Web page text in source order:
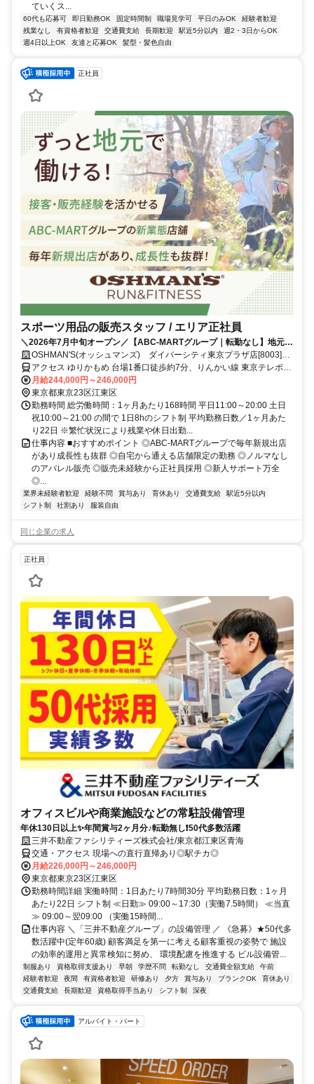
ていくス...
60代も応募可 即日勤務OK 固定時間制 職場見学可 平日のみOK
経験者歓迎
残業なし
有資格者歓迎 交通費支給 長期歓迎 駅近5分以内
週2・3日からOK
週4日以上OK
友達と応募OK 髪型・髪色自由
正社員
スポーツ用品の販売スタッフ / エリア正社員
＼2026年7月中旬オープン／【ABC-MARTグループ｜転勤なし】地元で
働ける正社員／接客・販売経験を活かせる・賞与年2回・私服OK・個人
ノルマなし
OSHMAN'S(オッシュマンズ) ダイバーシティ東京プラザ店[8003]正
社員
アクセス ゆりかもめ 台場1番口徒歩約7分、りんかい線 東京テレポー
トA口徒歩約7分、ゆりかもめ 青海（東京都）1番口徒歩約8分
月給244,000円～246,000円
東京都東京23区江東区
勤務時間 総労働時間：1ヶ月あたり168時間 平日11:00～20:00 土日
祝10:00～21:00 の間で 1日8hのシフト制 平均勤務日数／1ヶ月あた
り22日 ※繁忙状況により残業や休日出勤...
仕事内容 ■おすすめポイント ◎ABC-MARTグループで毎年新規出店
があり成長性も抜群 ◎自宅から通える店舗限定の勤務 ◎ノルマなし
のアパレル販売 ◎販売未経験から正社員採用 ◎新人サポート万全
◎...
業界未経験者歓迎 経験不問 賞与あり 育休あり 交通費支給
駅近5分以内
シフト制
社割あり 服装自由
同じ企業の求人
正社員
オフィスビルや商業施設などの常駐設備管理
年休130日以上✨年間賞与2ヶ月分♪転勤無し❗50代多数活躍
三井不動産ファシリティーズ株式会社/東京都江東区青海
交通・アクセス 現場への直行直帰あり◎駅チカ◎
月給226,000円～246,000円
東京都東京23区江東区
勤務時間詳細 実働時間：1日あたり7時間30分 平均勤務日数：1ヶ月
あたり22日 シフト制 ≪日勤≫ 09:00～17:30（実働7.5時間） ≪当直
≫ 09:00～翌09:00 （実働15時間...
仕事内容 ＼「三井不動産グループ」の設備管理 ／ 《急募》★50代多
数活躍中(定年60歳) 顧客満足を第一に考える顧客重視の姿勢で 施設
の効率的運用と異常検知に努め、 環境配慮を推進する ビル設備管...
制服あり 資格取得支援あり 早朝 学歴不問 転勤なし 交通費全額支給
午前
経験者歓迎
夜間 有資格者歓迎 研修あり 夕方 賞与あり ブランクOK
育休あり
交通費支給
長期歓迎 資格取得手当あり シフト制 深夜
アルバイト・パート